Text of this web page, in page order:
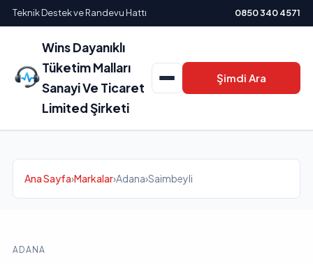
Teknik Destek ve Randevu Hattı 0850 340 4571
Wins Dayanıklı
Tüketim Malları
Sanayi Ve Ticaret
Limited Şirketi
Şimdi Ara
Ana Sayfa›Markalar›Adana›Saimbeyli
ADANA